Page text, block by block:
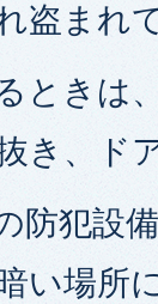
盗まれ
ときは
き、ド
防犯設
い場所